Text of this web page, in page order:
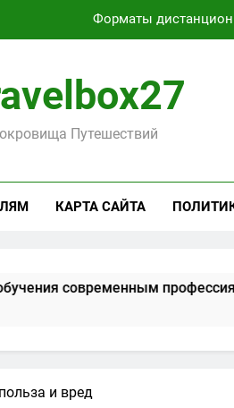
чемоданов на колесах с
Способы получения и
Активный отдых на Байкале
легких чемоданов на колесах с
Путешествий
КАРТА САЙТА
профессиям
и вред